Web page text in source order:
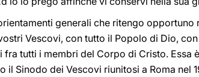
generali che ritengo
Vescovi, con tutto il Popolo di Dio,
tutti i membri del Corpo di Cristo. Essa
il Sinodo dei Vescovi riunitosi a Roma nel